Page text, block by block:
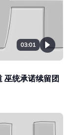
03:01
巫统承诺续留团